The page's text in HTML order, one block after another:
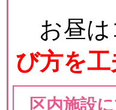
お昼は
び方を工
区内施設